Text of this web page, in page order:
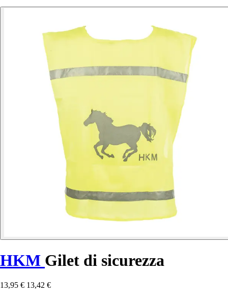
HKM Gilet di sicurezza
13,95 € 13,42 €